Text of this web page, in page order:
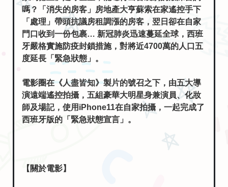
嗎？「消失的房客」房地產大亨蘇索在家遙控手下
「處理」帶頭抗議房租調漲的房客，翌日卻在自家
門口收到一份包裹… 新冠肺炎迅速蔓延全球，西班
牙嚴格實施防疫封鎖措施，對將近4700萬的人口五
度延長「緊急狀態」。
電影圈在《人盡皆知》製片的號召之下，由五大導
演遠端遙控拍攝，五組豪華大明星身兼演員、化妝
師及場記，使用iPhone11在自家拍攝，一起完成了
西班牙版的「緊急狀態宣言」。
【關於電影】